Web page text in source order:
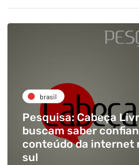
brasil
Pesquisa: Cabeça
buscam saber
conteúdo da internet
sul